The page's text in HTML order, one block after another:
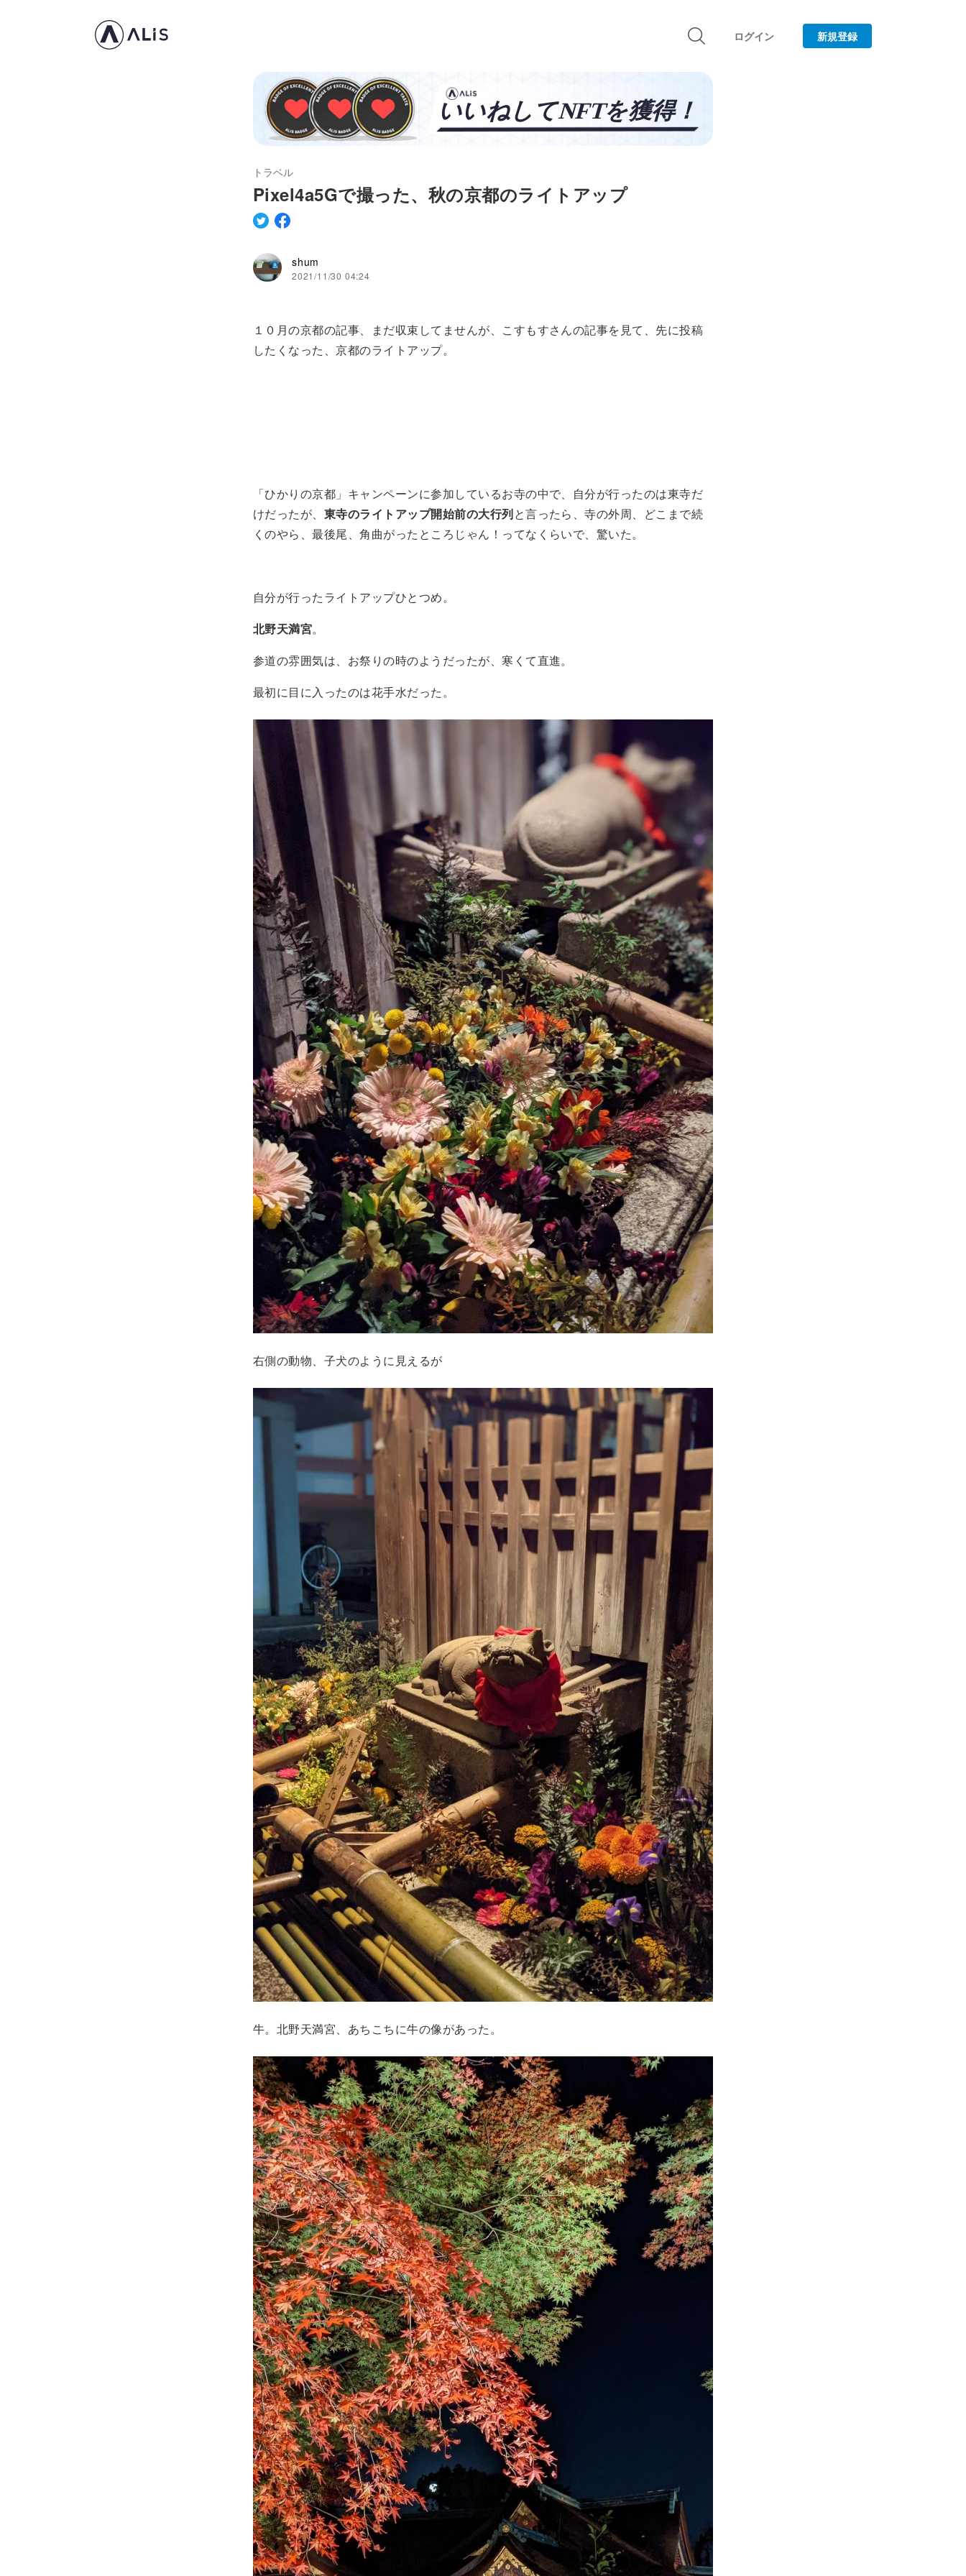
ログイン 新規登録
トラベル
Pixel4a5Gで撮った、秋の京都のライトアップ
shum
2021/11/30 04:24
１０月の京都の記事、まだ収束してませんが、こすもすさんの記事を見て、先に投稿
したくなった、京都のライトアップ。
「ひかりの京都」キャンペーンに参加しているお寺の中で、自分が行ったのは東寺だ
けだったが、 東寺のライトアップ開始前の大行列と言ったら、寺の外周、どこまで続
くのやら、最後尾、角曲がったところじゃん！ってなくらいで、驚いた。
自分が行ったライトアップひとつめ。
北野天満宮。
参道の雰囲気は、お祭りの時のようだったが、寒くて直進。
最初に目に入ったのは花手水だった。
右側の動物、子犬のように見えるが
牛。北野天満宮、あちこちに牛の像があった。